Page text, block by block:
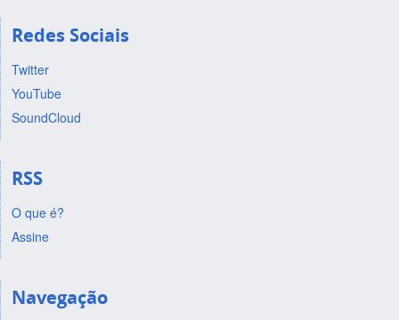
Redes Sociais
Twitter
YouTube
SoundCloud
RSS
O que é?
Assine
Navegação